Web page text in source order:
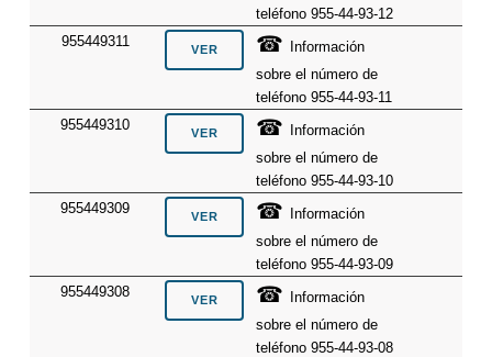
teléfono 955-44-93-12
955449311
☎ Información
sobre el número de
teléfono 955-44-93-11
955449310
☎ Información
sobre el número de
teléfono 955-44-93-10
955449309
☎ Información
sobre el número de
teléfono 955-44-93-09
955449308
☎ Información
sobre el número de
teléfono 955-44-93-08